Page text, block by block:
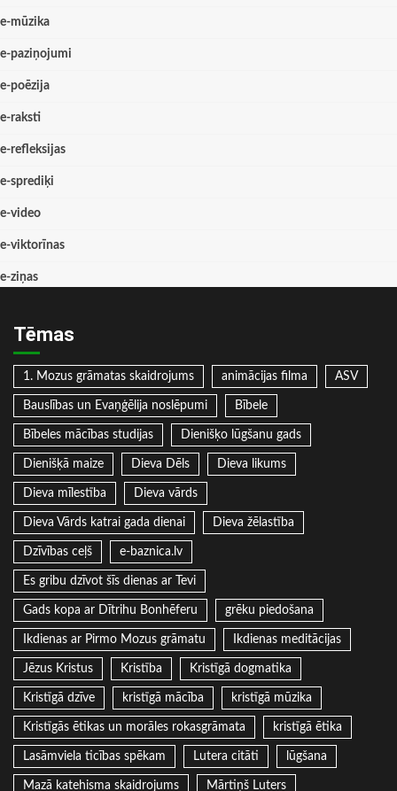
e-mūzika
e-paziņojumi
e-poēzija
e-raksti
e-refleksijas
e-sprediķi
e-video
e-viktorīnas
e-ziņas
Tēmas
1. Mozus grāmatas skaidrojums animācijas filma ASV
Bauslības un Evaņģēlija noslēpumi Bībele
Bībeles mācības studijas Dienišķo lūgšanu gads
Dienišķā maize Dieva Dēls Dieva likums
Dieva mīlestība Dieva vārds
Dieva Vārds katrai gada dienai Dieva žēlastība
Dzīvības ceļš e-baznica.lv
Es gribu dzīvot šīs dienas ar Tevi
Gads kopa ar Dītrihu Bonhēferu grēku piedošana
Ikdienas ar Pirmo Mozus grāmatu Ikdienas meditācijas
Jēzus Kristus Kristība Kristīgā dogmatika
Kristīgā dzīve kristīgā mācība kristīgā mūzika
Kristīgās ētikas un morāles rokasgrāmata kristīgā ētika
Lasāmviela ticības spēkam Lutera citāti lūgšana
Mazā katehisma skaidrojums Mārtiņš Luters